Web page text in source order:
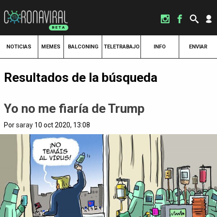
NOTICIAS MEMES BALCONING TELETRABAJO INFO ENVIAR
Resultados de la búsqueda
Yo no me fiaría de Trump
Porsaray 10 oct 2020, 13:08